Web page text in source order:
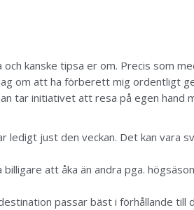
kanske tipsa er om. Precis som
om att ha förberett mig ordentligt
tar initiativet att resa på egen hand
ledigt just den veckan. Det kan vara
att åka än andra pga.
passar bäst i förhållande till